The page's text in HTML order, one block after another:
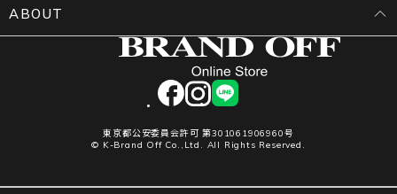
facebookinstagram
LINE
東京都公安委員会許可 第301061906960号
© K-Brand Off Co.,Ltd. All Rights Reserved.
ABOUT